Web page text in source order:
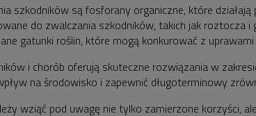
szkodników są fosforany organiczne, które
do zwalczania szkodników, takich jak roztocza
gatunki roślin, które mogą konkurować z
i chorób oferują skuteczne rozwiązania w
na środowisko i zapewnić długoterminowy
wziąć pod uwagę nie tylko zamierzone korzyści,